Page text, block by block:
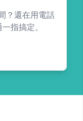
？還在用電話
指搞定。